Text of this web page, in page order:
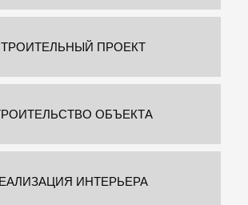
ПРОЕКТ
ОБЪЕКТА
ИНТЕРЬЕРА